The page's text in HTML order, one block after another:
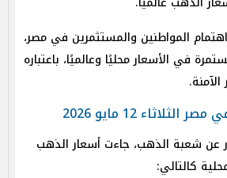
المواطنين والمستثمرين في مصر،
في الأسعار محليًا وعالميًا، باعتباره
12 مايو 2026
عن شعبة الذهب، جاءت أسعار الذهب
كالتالي: